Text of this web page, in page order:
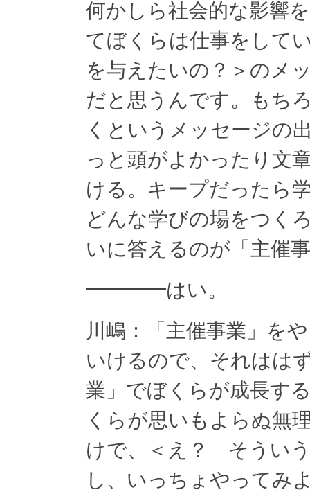
何かしら社会的な影響
てぼくらは仕事をして
を与えたいの？＞のメ
だと思うんです。もち
くというメッセージの
っと頭がよかったり文
ける。キープだったら
どんな学びの場をつく
いに答えるのが「主催
━━━━はい。
川嶋：「主催事業」を
いけるので、それはは
業」でぼくらが成長す
くらが思いもよらぬ無
けで、＜え？ そうい
し、いっちょやってみ